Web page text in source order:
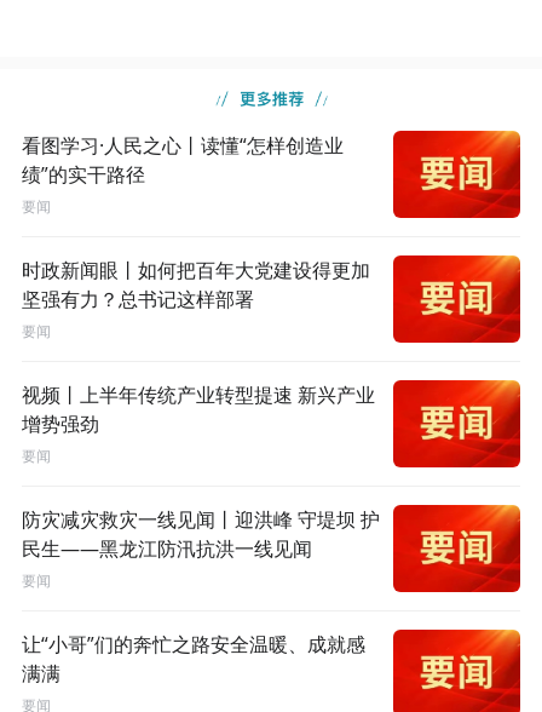
看图学习·人民之心丨读懂“怎样创造业
绩”的实干路径
要闻
时政新闻眼丨如何把百年大党建设得更加
坚强有力？总书记这样部署
要闻
视频丨上半年传统产业转型提速 新兴产业
增势强劲
要闻
防灾减灾救灾一线见闻丨迎洪峰 守堤坝 护
民生——黑龙江防汛抗洪一线见闻
要闻
让“小哥”们的奔忙之路安全温暖、成就感
满满
要闻